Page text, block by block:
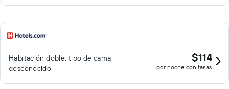
Habitación doble, tipo de cama
desconocido
$114
por noche con tasas